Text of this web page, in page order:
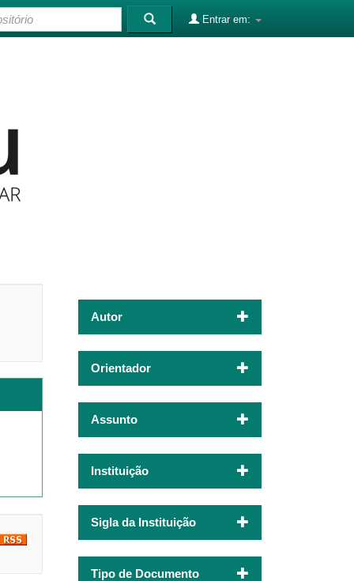
Entrar em:
Autor
Orientador
Assunto
Instituição
Sigla da Instituição
Tipo de Documento